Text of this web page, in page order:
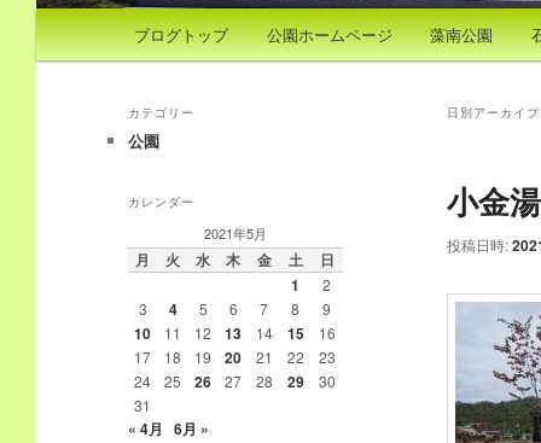
メインメニューブログトップ 公園ホームページ 藻南公園
日別アーカイ
小金
投稿日時:
カテゴリー
公園
カレンダー
2021年5月
月 火 水 木 金 土
日
1
2
3
4 5 6 7 8 9
10 11 12 13 14 15
16
17
18 19 20 21 22
23
24
25 26 27 28 29
30
31
« 4月 6月 »